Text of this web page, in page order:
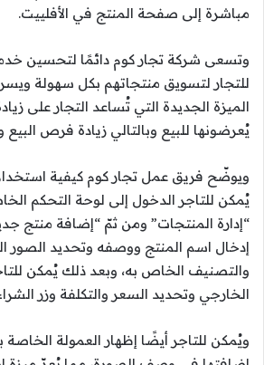
مباشرة إلى صفحة المنتج في الأفلييت.
وتسعى شركة تجار كوم دائمًا لتحسين
للتجار لتسويق منتجاتهم بكل سهولة
الميزة الجديدة التي تُساعد التجار على
يُعرضونها للبيع وبالتالي زيادة فرص البيع
ويوضّح فريق عمل تجار كوم كيفية
يُمكن للتاجر الدخول إلى لوحة التحكم
“إدارة المنتجات” ومن ثمّ “إضافة منتج
إدخال اسم المنتج ووصفه وتحديد الصور
والتصنيف الخاص به، وبعد ذلك يُمكن
الخارجي وتحديد السعر والتكلفة وزر
ويُمكن للتاجر أيضًا إظهار العمولة